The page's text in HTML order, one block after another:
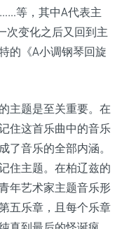
等，其中A代表主
次变化之后又回到主
的《A小调钢琴回旋
主题是至关重要。在
住这首乐曲中的音乐
了音乐的全部内涵。
住主题。在柏辽兹的
年艺术家主题音乐形
五乐章，且每个乐章